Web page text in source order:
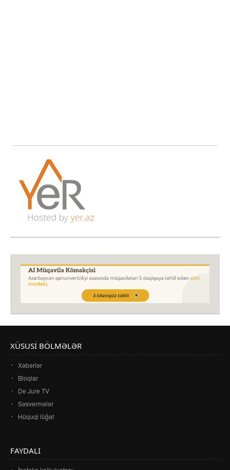
XÜSUSI BÖLMƏLƏR
Xəbərlər
Bloqlar
De Jure TV
Səsvermələr
Hüquqi lüğət
FAYDALI